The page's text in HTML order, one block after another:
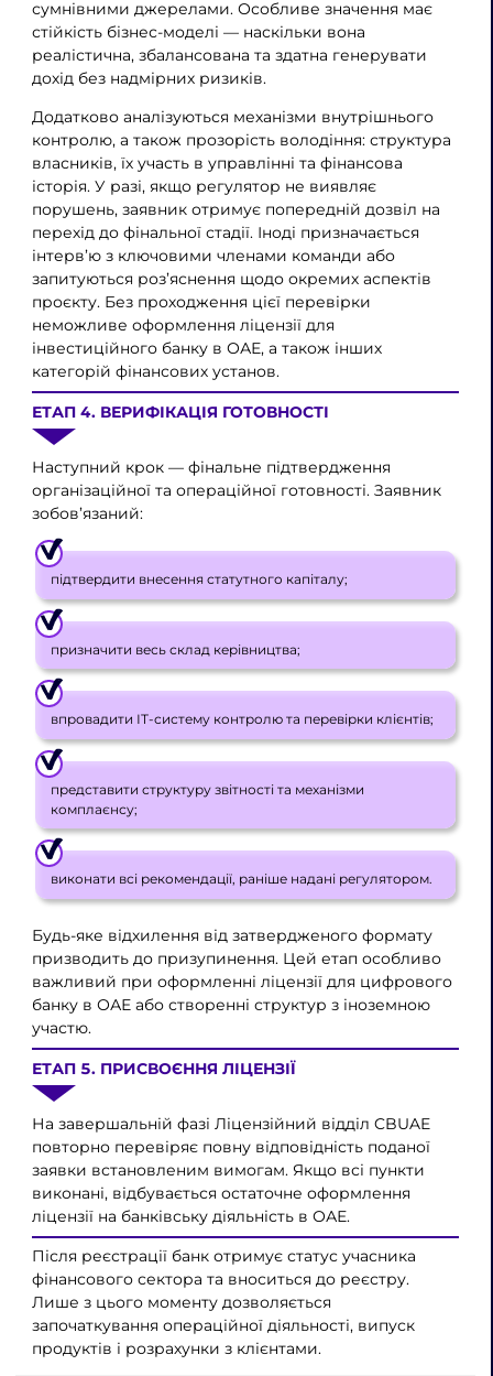
сумнівними джерелами. Особливе значення має
стійкість бізнес-моделі — наскільки вона
реалістична, збалансована та здатна генерувати
дохід без надмірних ризиків.
Додатково аналізуються механізми внутрішнього
контролю, а також прозорість володіння: структура
власників, їх участь в управлінні та фінансова
історія. У разі, якщо регулятор не виявляє
порушень, заявник отримує попередній дозвіл на
перехід до фінальної стадії. Іноді призначається
інтерв’ю з ключовими членами команди або
запитуються роз’яснення щодо окремих аспектів
проєкту. Без проходження цієї перевірки
неможливе оформлення ліцензії для
інвестиційного банку в ОАЕ, а також інших
категорій фінансових установ.
ЕТАП 4. ВЕРИФІКАЦІЯ ГОТОВНОСТІ
Наступний крок — фінальне підтвердження
організаційної та операційної готовності. Заявник
зобов’язаний:
підтвердити внесення статутного капіталу;
призначити весь склад керівництва;
впровадити ІТ-систему контролю та перевірки клієнтів;
представити структуру звітності та механізми
комплаєнсу;
виконати всі рекомендації, раніше надані регулятором.
Будь-яке відхилення від затвердженого формату
призводить до призупинення. Цей етап особливо
важливий при оформленні ліцензії для цифрового
банку в ОАЕ або створенні структур з іноземною
участю.
ЕТАП 5. ПРИСВОЄННЯ ЛІЦЕНЗІЇ
На завершальній фазі Ліцензійний відділ CBUAE
повторно перевіряє повну відповідність поданої
заявки встановленим вимогам. Якщо всі пункти
виконані, відбувається остаточне оформлення
ліцензії на банківську діяльність в ОАЕ.
Після реєстрації банк отримує статус учасника
фінансового сектора та вноситься до реєстру.
Лише з цього моменту дозволяється
започаткування операційної діяльності, випуск
продуктів і розрахунки з клієнтами.